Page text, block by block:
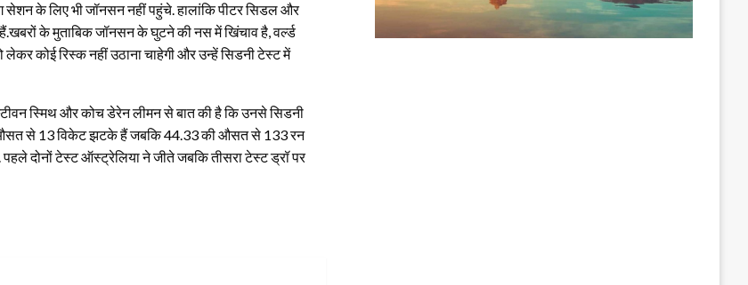
सेशन के लिए भी जॉनसन नहीं पहुंचे.हालांकि पीटर सिडल और
के मुताबिक जॉनसन के घुटने की नस में खिंचाव है, वर्ल्ड
कोई रिस्क नहीं उठाना चाहेगी और उन्हें सिडनी टेस्ट में
स्मिथ और कोच डेरेन लीमन से बात की है कि उनसे सिडनी
औसत से 13 विकेट झटके हैं जबकि 44.33 की औसत से 133 रन
दोनों टेस्ट ऑस्ट्रेलिया ने जीते जबकि तीसरा टेस्ट ड्रॉ पर